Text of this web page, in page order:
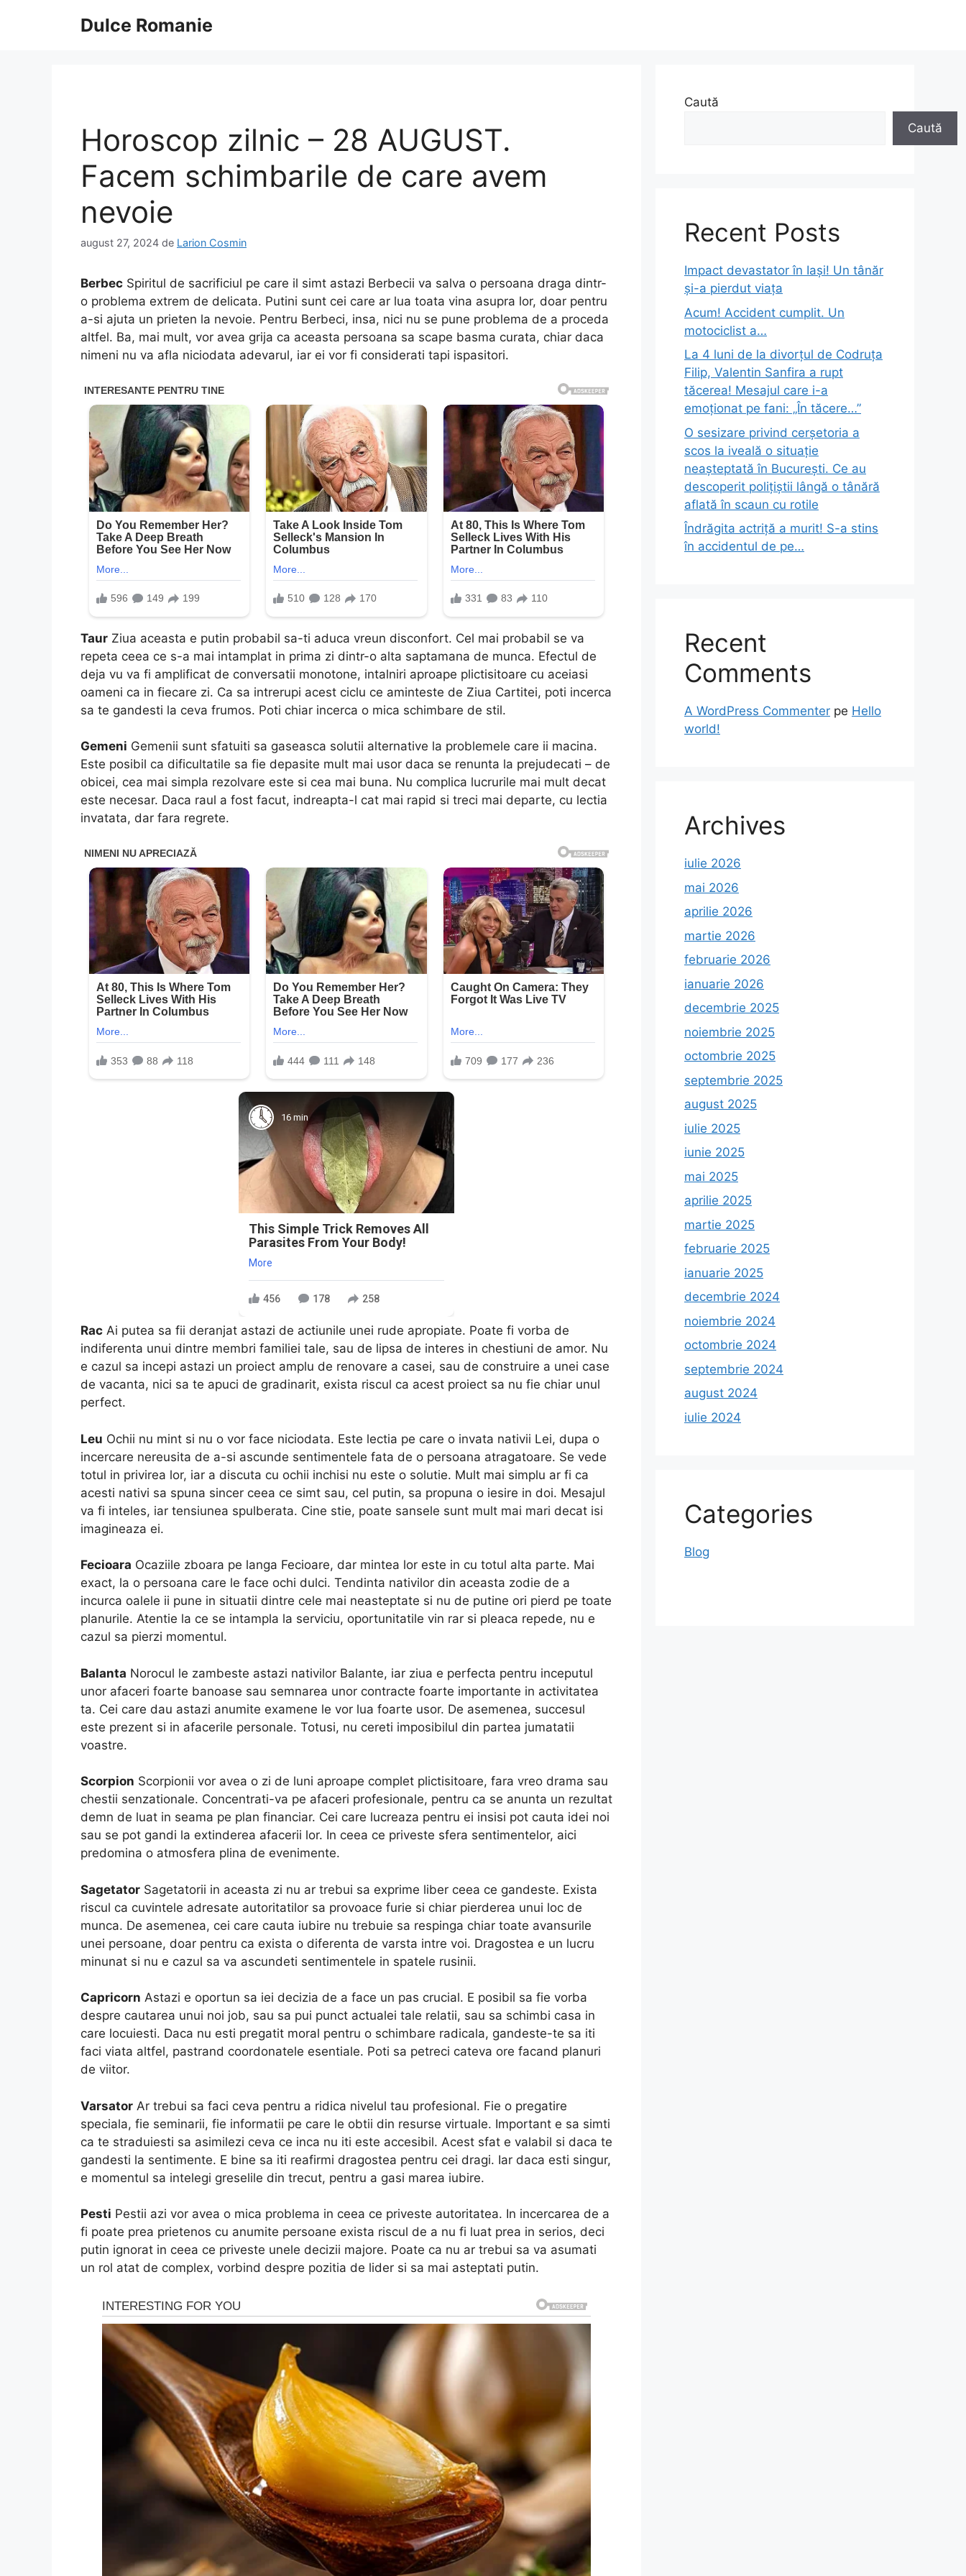
Dulce Romanie
Horoscop zilnic – 28 AUGUST.
Facem schimbarile de care avem
nevoie
august 27, 2024 de Larion Cosmin
Berbec Spiritul de sacrificiul pe care il simt astazi Berbecii va salva o persoana draga dintr-
o problema extrem de delicata. Putini sunt cei care ar lua toata vina asupra lor, doar pentru
a-si ajuta un prieten la nevoie. Pentru Berbeci, insa, nici nu se pune problema de a proceda
altfel. Ba, mai mult, vor avea grija ca aceasta persoana sa scape basma curata, chiar daca
nimeni nu va afla niciodata adevarul, iar ei vor fi considerati tapi ispasitori.
Taur Ziua aceasta e putin probabil sa-ti aduca vreun disconfort. Cel mai probabil se va
repeta ceea ce s-a mai intamplat in prima zi dintr-o alta saptamana de munca. Efectul de
deja vu va fi amplificat de conversatii monotone, intalniri aproape plictisitoare cu aceiasi
oameni ca in fiecare zi. Ca sa intrerupi acest ciclu ce aminteste de Ziua Cartitei, poti incerca
sa te gandesti la ceva frumos. Poti chiar incerca o mica schimbare de stil.
Gemeni Gemenii sunt sfatuiti sa gaseasca solutii alternative la problemele care ii macina.
Este posibil ca dificultatile sa fie depasite mult mai usor daca se renunta la prejudecati – de
obicei, cea mai simpla rezolvare este si cea mai buna. Nu complica lucrurile mai mult decat
este necesar. Daca raul a fost facut, indreapta-l cat mai rapid si treci mai departe, cu lectia
invatata, dar fara regrete.
16 min
This Simple Trick Removes All
Parasites From Your Body!
More
456 178 258
Rac Ai putea sa fii deranjat astazi de actiunile unei rude apropiate. Poate fi vorba de
indiferenta unui dintre membri familiei tale, sau de lipsa de interes in chestiuni de amor. Nu
e cazul sa incepi astazi un proiect amplu de renovare a casei, sau de construire a unei case
de vacanta, nici sa te apuci de gradinarit, exista riscul ca acest proiect sa nu fie chiar unul
perfect.
Leu Ochii nu mint si nu o vor face niciodata. Este lectia pe care o invata nativii Lei, dupa o
incercare nereusita de a-si ascunde sentimentele fata de o persoana atragatoare. Se vede
totul in privirea lor, iar a discuta cu ochii inchisi nu este o solutie. Mult mai simplu ar fi ca
acesti nativi sa spuna sincer ceea ce simt sau, cel putin, sa propuna o iesire in doi. Mesajul
va fi inteles, iar tensiunea spulberata. Cine stie, poate sansele sunt mult mai mari decat isi
imagineaza ei.
Fecioara Ocaziile zboara pe langa Fecioare, dar mintea lor este in cu totul alta parte. Mai
exact, la o persoana care le face ochi dulci. Tendinta nativilor din aceasta zodie de a
incurca oalele ii pune in situatii dintre cele mai neasteptate si nu de putine ori pierd pe toate
planurile. Atentie la ce se intampla la serviciu, oportunitatile vin rar si pleaca repede, nu e
cazul sa pierzi momentul.
Balanta Norocul le zambeste astazi nativilor Balante, iar ziua e perfecta pentru inceputul
unor afaceri foarte banoase sau semnarea unor contracte foarte importante in activitatea
ta. Cei care dau astazi anumite examene le vor lua foarte usor. De asemenea, succesul
este prezent si in afacerile personale. Totusi, nu cereti imposibilul din partea jumatatii
voastre.
Scorpion Scorpionii vor avea o zi de luni aproape complet plictisitoare, fara vreo drama sau
chestii senzationale. Concentrati-va pe afaceri profesionale, pentru ca se anunta un rezultat
demn de luat in seama pe plan financiar. Cei care lucreaza pentru ei insisi pot cauta idei noi
sau se pot gandi la extinderea afacerii lor. In ceea ce priveste sfera sentimentelor, aici
predomina o atmosfera plina de evenimente.
Sagetator Sagetatorii in aceasta zi nu ar trebui sa exprime liber ceea ce gandeste. Exista
riscul ca cuvintele adresate autoritatilor sa provoace furie si chiar pierderea unui loc de
munca. De asemenea, cei care cauta iubire nu trebuie sa respinga chiar toate avansurile
unei persoane, doar pentru ca exista o diferenta de varsta intre voi. Dragostea e un lucru
minunat si nu e cazul sa va ascundeti sentimentele in spatele rusinii.
Capricorn Astazi e oportun sa iei decizia de a face un pas crucial. E posibil sa fie vorba
despre cautarea unui noi job, sau sa pui punct actualei tale relatii, sau sa schimbi casa in
care locuiesti. Daca nu esti pregatit moral pentru o schimbare radicala, gandeste-te sa iti
faci viata altfel, pastrand coordonatele esentiale. Poti sa petreci cateva ore facand planuri
de viitor.
Varsator Ar trebui sa faci ceva pentru a ridica nivelul tau profesional. Fie o pregatire
speciala, fie seminarii, fie informatii pe care le obtii din resurse virtuale. Important e sa simti
ca te straduiesti sa asimilezi ceva ce inca nu iti este accesibil. Acest sfat e valabil si daca te
gandesti la sentimente. E bine sa iti reafirmi dragostea pentru cei dragi. Iar daca esti singur,
e momentul sa intelegi greselile din trecut, pentru a gasi marea iubire.
Pesti Pestii azi vor avea o mica problema in ceea ce priveste autoritatea. In incercarea de a
fi poate prea prietenos cu anumite persoane exista riscul de a nu fi luat prea in serios, deci
putin ignorat in ceea ce priveste unele decizii majore. Poate ca nu ar trebui sa va asumati
un rol atat de complex, vorbind despre pozitia de lider si sa mai asteptati putin.
Caută
Caută
Recent Posts
Impact devastator în Iași! Un tânăr
și-a pierdut viața
Acum! Accident cumplit. Un
motociclist a…
La 4 luni de la divorțul de Codruța
Filip, Valentin Sanfira a rupt
tăcerea! Mesajul care i-a
emoționat pe fani: „În tăcere…”
O sesizare privind cerșetoria a
scos la iveală o situație
neașteptată în București. Ce au
descoperit polițiștii lângă o tânără
aflată în scaun cu rotile
Îndrăgita actriță a murit! S-a stins
în accidentul de pe…
Recent
Comments
A WordPress Commenter pe Hello
world!
Archives
iulie 2026
mai 2026
aprilie 2026
martie 2026
februarie 2026
ianuarie 2026
decembrie 2025
noiembrie 2025
octombrie 2025
septembrie 2025
august 2025
iulie 2025
iunie 2025
mai 2025
aprilie 2025
martie 2025
februarie 2025
ianuarie 2025
decembrie 2024
noiembrie 2024
octombrie 2024
septembrie 2024
august 2024
iulie 2024
Categories
Blog